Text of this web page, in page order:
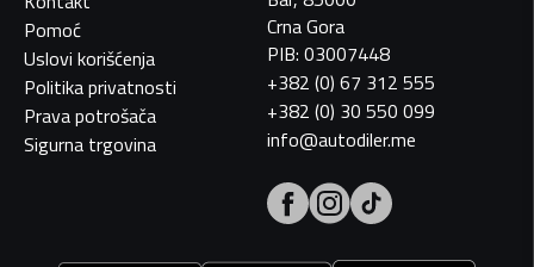
Pomoć
Uslovi korišćenja
Politika privatnosti
Prava potrošača
Sigurna trgovina
Crna Gora
PIB: 03007448
+382 (0) 67 312 555
+382 (0) 30 550 099
info@autodiler.me